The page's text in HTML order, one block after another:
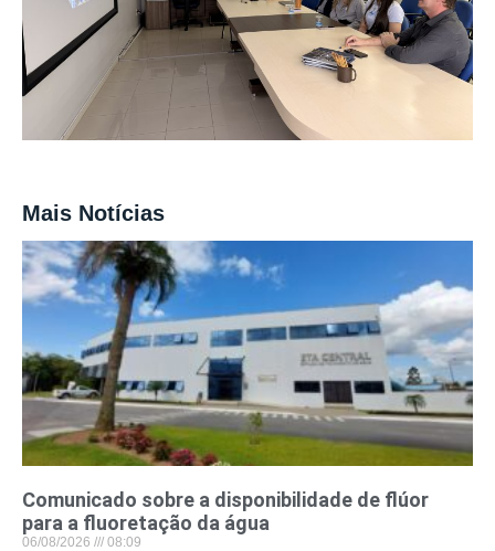
Mais Notícias
Comunicado sobre a disponibilidade de flúor
para a fluoretação da água
06/08/2026 08:09